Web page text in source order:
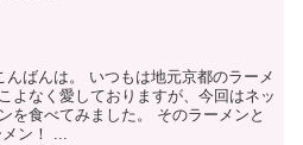
ばんは。 いつもは地元京都のラーメ
よなく愛しておりますが、今回はネッ
を食べてみました。 そのラーメンと
ン！ ...